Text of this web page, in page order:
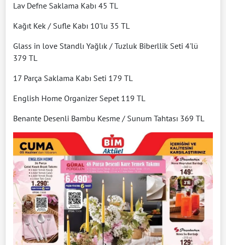
Lav Defne Saklama Kabı 45 TL
Kağıt Kek / Sufle Kabı 10'lu 35 TL
Glass in love Standlı Yağlık / Tuzluk Biberllik Seti 4'lü
379 TL
17 Parça Saklama Kabı Seti 179 TL
English Home Organizer Sepet 119 TL
Benante Desenli Bambu Kesme / Sunum Tahtası 369 TL